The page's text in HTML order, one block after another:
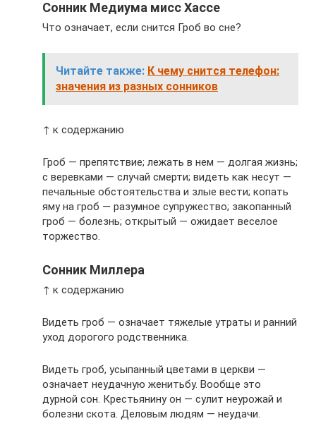
Сонник Медиума мисс Хассе
Что означает, если снится Гроб во сне?
Читайте также: К чему снится телефон:
значения из разных сонников
↑ к содержанию
Гроб — препятствие; лежать в нем — долгая жизнь;
с веревками — случай смерти; видеть как несут —
печальные обстоятельства и злые вести; копать
яму на гроб — разумное супружество; закопанный
гроб — болезнь; открытый — ожидает веселое
торжество.
Сонник Миллера
↑ к содержанию
Видеть гроб — означает тяжелые утраты и ранний
уход дорогого родственника.
Видеть гроб, усыпанный цветами в церкви —
означает неудачную женитьбу. Вообще это
дурной сон. Крестьянину он — сулит неурожай и
болезни скота. Деловым людям — неудачи.